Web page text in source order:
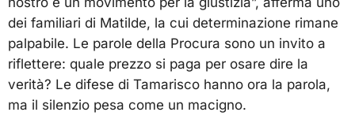
dei familiari di Matilde, la cui determinazione rimane
palpabile. Le parole della Procura sono un invito a
riflettere: quale prezzo si paga per osare dire la
verità? Le difese di Tamarisco hanno ora la parola,
ma il silenzio pesa come un macigno.